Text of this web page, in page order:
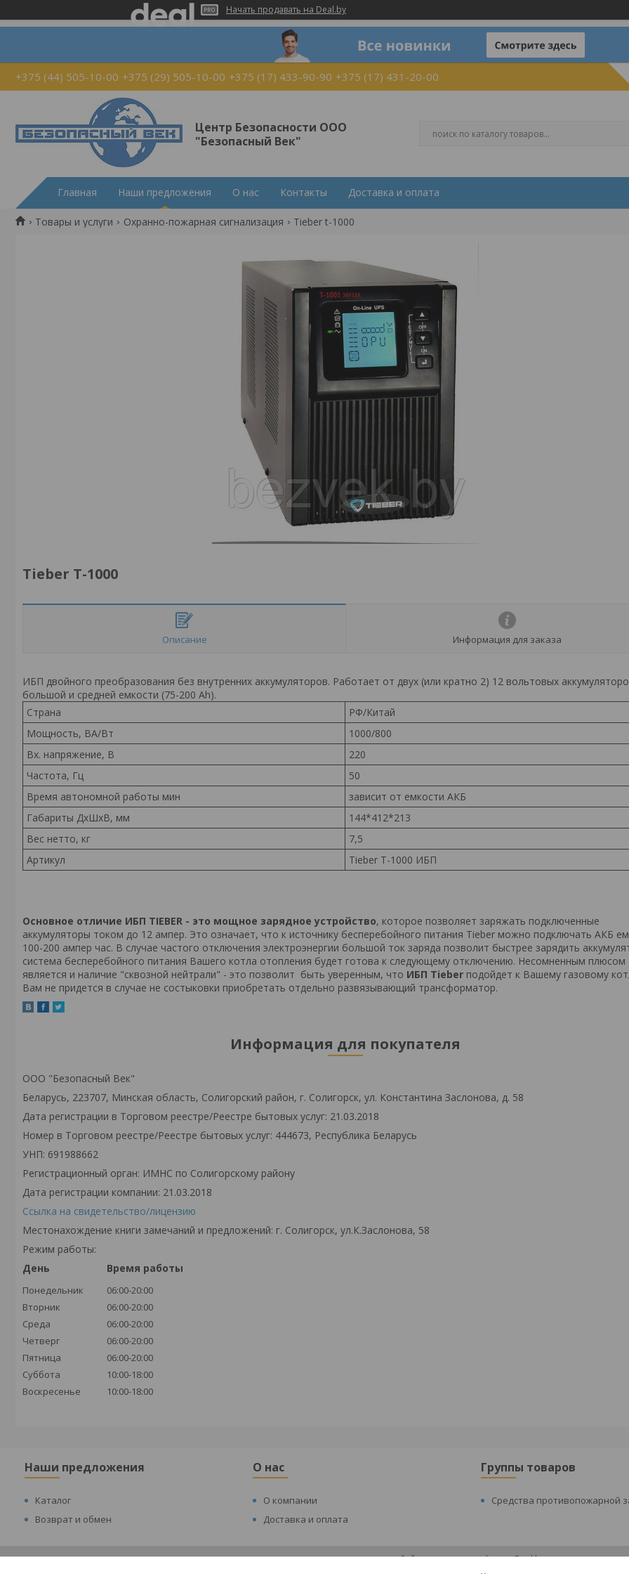
Начать продавать на Deal.by
+375 (44) 505-10-00 +375 (29) 505-10-00 +375 (17) 433-90-90 +375 (17) 431-20-00
Центр Безопасности ООО
"Безопасный Век"
Главная Наши предложения О нас Контакты Доставка и оплата
Товары и услуги Охранно-пожарная сигнализация Tieber t-1000
Tieber T-1000
Описание Информация для заказа
ИБП двойного преобразования без внутренних аккумуляторов. Работает от двух (или кратно 2) 12 вольтовых
большой и средней емкости (75-200 Ah).
Страна
РФ/Китай
Мощность, ВА/Вт
1000/800
Вх. напряжение, В
220
Частота, Гц
50
Время автономной работы мин
зависит от емкости АКБ
Габариты ДхШхВ, мм
144*412*213
Вес нетто, кг
7,5
Артикул
Tieber T-1000 ИБП
Основное отличие ИБП TIEBER - это мощное зарядное устройство, которое позволяет заряжать подключенные
аккумуляторы током до 12 ампер. Это означает, что к источнику бесперебойного питания Tieber можно подключать АКБ
100-200 ампер час. В случае частого отключения электроэнергии большой ток заряда позволит быстрее зарядить
система бесперебойного питания Вашего котла отопления будет готова к следующему отключению. Несомненным плюсом
является и наличие "сквозной нейтрали" - это позволит быть уверенным, что ИБП Tieber подойдет к Вашему газовому
Вам не придется в случае не состыковки приобретать отдельно развязывающий трансформатор.
Информация для покупателя
ООО "Безопасный Век"
Беларусь, 223707, Минская область, Солигорский район, г. Солигорск, ул. Константина Заслонова, д. 58
Дата регистрации в Торговом реестре/Реестре бытовых услуг: 21.03.2018
Номер в Торговом реестре/Реестре бытовых услуг: 444673, Республика Беларусь
УНП: 691988662
Регистрационный орган: ИМНС по Солигорскому району
Дата регистрации компании: 21.03.2018
Ссылка на свидетельство/лицензию
Местонахождение книги замечаний и предложений: г. Солигорск, ул.К.Заслонова, 58
Режим работы:
День
Время работы
Понедельник
06:00-20:00
Вторник
06:00-20:00
Среда
06:00-20:00
Четверг
06:00-20:00
Пятница
06:00-20:00
Суббота
10:00-18:00
Воскресенье
10:00-18:00
Наши предложения
Каталог
Возврат и обмен
О нас
О компании
Доставка и оплата
Группы товаров
Средства противопожарной
Сайт создан на платформе Deal.by
Политика обработки файлов cookies